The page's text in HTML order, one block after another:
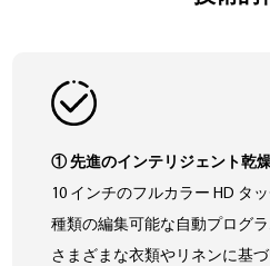
① 先進のインテリジェント乾
10 インチのフルカラー HD タ
種類の編集可能な自動プログ
さまざまな衣類やリネンに基